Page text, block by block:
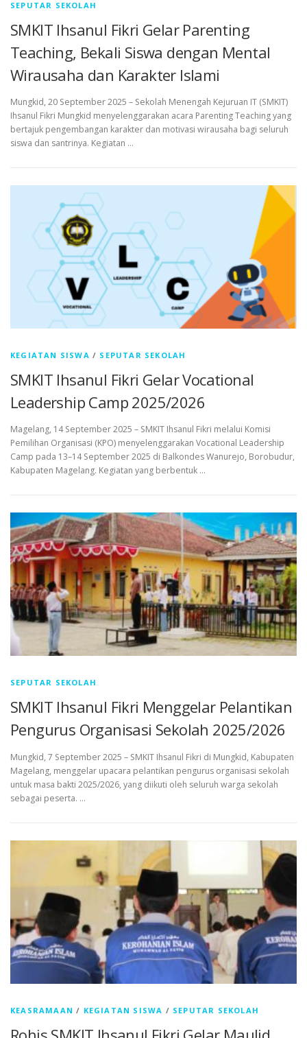
SEPUTAR SEKOLAH
SMKIT Ihsanul Fikri Gelar Parenting
Teaching, Bekali Siswa dengan Mental
Wirausaha dan Karakter Islami
Mungkid, 20 September 2025 – Sekolah Menengah Kejuruan IT (SMKIT)
Ihsanul Fikri Mungkid menyelenggarakan acara Parenting Teaching yang
bertajuk pengembangan karakter dan motivasi wirausaha bagi seluruh
siswa dan santrinya. Kegiatan …
KEGIATAN SISWA / SEPUTAR SEKOLAH
SMKIT Ihsanul Fikri Gelar Vocational
Leadership Camp 2025/2026
Magelang, 14 September 2025 – SMKIT Ihsanul Fikri melalui Komisi
Pemilihan Organisasi (KPO) menyelenggarakan Vocational Leadership
Camp pada 13–14 September 2025 di Balkondes Wanurejo, Borobudur,
Kabupaten Magelang. Kegiatan yang berbentuk …
SEPUTAR SEKOLAH
SMKIT Ihsanul Fikri Menggelar Pelantikan
Pengurus Organisasi Sekolah 2025/2026
Mungkid, 7 September 2025 – SMKIT Ihsanul Fikri di Mungkid, Kabupaten
Magelang, menggelar upacara pelantikan pengurus organisasi sekolah
untuk masa bakti 2025/2026, yang diikuti oleh seluruh warga sekolah
sebagai peserta. …
KEASRAMAAN / KEGIATAN SISWA / SEPUTAR SEKOLAH